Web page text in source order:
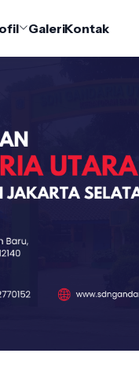
GaleriKontak